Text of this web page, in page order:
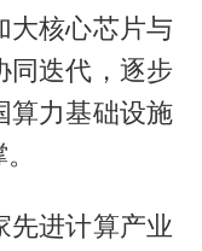
大核心芯片与
同迭代，逐步
算力基础设施
先进计算产业